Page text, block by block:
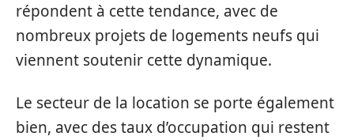
répondent à cette tendance, avec de
nombreux projets de logements neufs qui
viennent soutenir cette dynamique.
Le secteur de la location se porte également
bien, avec des taux d’occupation qui restent